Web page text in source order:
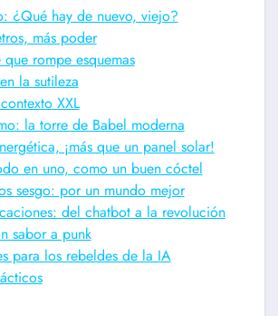
¿Qué hay de nuevo, viejo?
más poder
rompe esquemas
la sutileza
XXL
la torre de Babel moderna
¡más que un panel solar!
en uno, como un buen cóctel
sesgo: por un mundo mejor
del chatbot a la revolución
sabor a punk
para los rebeldes de la IA